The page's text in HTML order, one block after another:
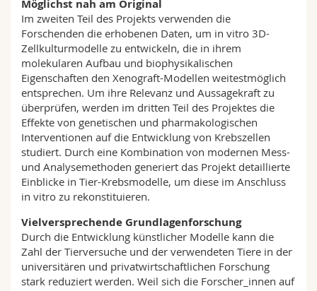
Möglichst nah am Original
Im zweiten Teil des Projekts verwenden die
Forschenden die erhobenen Daten, um in vitro 3D-
Zellkulturmodelle zu entwickeln, die in ihrem
molekularen Aufbau und biophysikalischen
Eigenschaften den Xenograft-Modellen weitestmöglich
entsprechen. Um ihre Relevanz und Aussagekraft zu
überprüfen, werden im dritten Teil des Projektes die
Effekte von genetischen und pharmakologischen
Interventionen auf die Entwicklung von Krebszellen
studiert. Durch eine Kombination von modernen Mess-
und Analysemethoden generiert das Projekt detaillierte
Einblicke in Tier-Krebsmodelle, um diese im Anschluss
in vitro zu rekonstituieren.
Vielversprechende Grundlagenforschung
Durch die Entwicklung künstlicher Modelle kann die
Zahl der Tierversuche und der verwendeten Tiere in der
universitären und privatwirtschaftlichen Forschung
stark reduziert werden. Weil sich die Forscher_innen auf